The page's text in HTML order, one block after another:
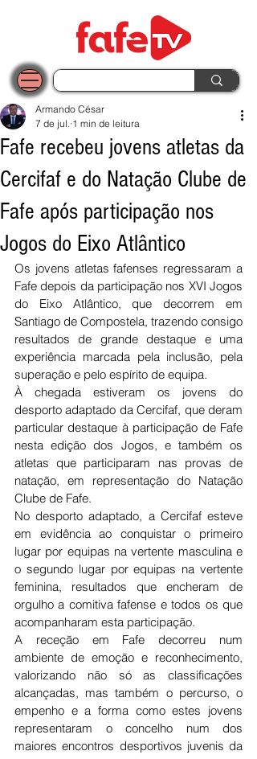
Fafe recebeu jovens atletas da
Cercifaf e do Natação Clube de
Fafe após participação nos
Jogos do Eixo Atlântico
Armando César
7 de jul. 1 min de leitura
Os jovens atletas fafenses regressaram a
Fafe depois da participação nos XVI Jogos
do Eixo Atlântico, que decorrem em
Santiago de Compostela, trazendo consigo
resultados de grande destaque e uma
experiência marcada pela inclusão, pela
superação e pelo espírito de equipa.
À chegada estiveram os jovens do
desporto adaptado da Cercifaf, que deram
particular destaque à participação de Fafe
nesta edição dos Jogos, e também os
atletas que participaram nas provas de
natação, em representação do Natação
Clube de Fafe.
No desporto adaptado, a Cercifaf esteve
em evidência ao conquistar o primeiro
lugar por equipas na vertente masculina e
o segundo lugar por equipas na vertente
feminina, resultados que encheram de
orgulho a comitiva fafense e todos os que
acompanharam esta participação.
A receção em Fafe decorreu num
ambiente de emoção e reconhecimento,
valorizando não só as classificações
alcançadas, mas também o percurso, o
empenho e a forma como estes jovens
representaram o concelho num dos
maiores encontros desportivos juvenis da